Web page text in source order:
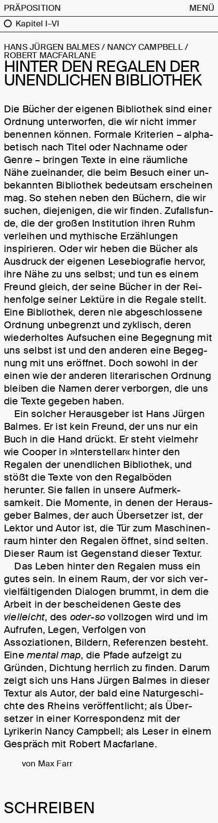
PRÄPOSITION MENÜ
HANS JÜRGEN BALMES / NANCY CAMPBELL /
ROBERT MACFARLANE
HINTER DEN REGALEN DER
UNENDLICHEN BIBLIOTHEK
von Max Farr
Die Bücher der eigenen Bi­blio­thek sind einer
Ord­nung unter­worfen, die wir nicht immer
benennen können. Formale Kriterien – al­pha­
be­tisch nach Titel oder Nach­name oder
Genre – bringen Texte in eine räumliche
Nähe zueinander, die beim Besuch einer un­
be­kann­ten Bi­blio­thek bedeut­sam erscheinen
mag. So stehen neben den Büchern, die wir
suchen, die­jenigen, die wir finden. Zu­falls­fun­
de, die der großen Institution ihren Ruhm
ver­leihen und mythische Er­zähl­ung­en
inspirieren. Oder wir heben die Bücher als
Ausdruck der eigenen Le­se­bio­gra­fie hervor,
ihre Nähe zu uns selbst; und tun es einem
Freund gleich, der seine Bücher in der Rei­
hen­fol­ge seiner Lektüre in die Regale stellt.
Eine Bi­blio­thek, deren nie abge­schlossene
Ordnung unbegrenzt und zyklisch, deren
wieder­holtes Aufsuchen eine Begeg­nung mit
uns selbst ist und den anderen eine Begeg­
nung mit uns eröffnet. Doch sowohl in der
einen wie der anderen literarischen Ordnung
bleiben die Namen derer verborgen, die uns
die Texte gegeben haben.
Ein solcher Herausgeber ist Hans Jürgen
Balmes. Er ist kein Freund, der uns nur ein
Buch in die Hand drückt. Er steht vielmehr
wie Cooper in »Interstellar« hinter den
Regalen der un­end­lich­en Bi­blio­thek, und
stößt die Texte von den Re­gal­böden
herunter. Sie fallen in unsere Aufmerk­
samkeit. Die Momente, in denen der Heraus­
geber Balmes, der auch Über­setzer ist, der
Lektor und Autor ist, die Tür zum Maschinen­
raum hinter den Regalen öffnet, sind selten.
Dieser Raum ist Gegen­stand dieser Textur.
Das Leben hinter den Regalen muss ein
gutes sein. In einem Raum, der vor sich ver­
viel­fäl­tigen­den Dialogen brummt, in dem die
Arbeit in der bescheidenen Geste des
vielleicht, des oder-sovollzogen wird und im
Aufrufen, Legen, Verfolgen von
Assoziationen, Bildern, Referenzen besteht.
Einemental map, die Pfade aufzeigt zu
Gründen, Dichtung herrlich zu finden. Darum
zeigt sich uns Hans Jürgen Balmes in dieser
Textur als Autor, der bald eine Na­tur­ge­schi­
chte des Rheins veröffentlicht; als Über­
setzer in einer Korres­pondenz mit der
Lyrikerin Nancy Campbell; als Leser in einem
Gespräch mit Robert Macfarlane.
SCHREIBEN
Kapitel I–VI